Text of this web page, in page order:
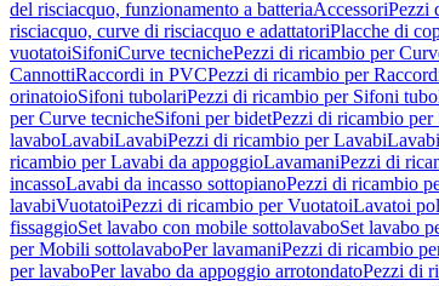
del risciacquo, funzionamento a batteriaAccessoriPezzi
risciacquo, curve di risciacquo e adattatoriPlacche di
vuotatoiSifoniCurve tecnichePezzi di ricambio per
CannottiRaccordi in PVCPezzi di ricambio per
orinatoioSifoni tubolariPezzi di ricambio per Sifoni
per Curve tecnicheSifoni per bidetPezzi di ricambio
lavaboLavabiLavabiPezzi di ricambio per Lavabi
ricambio per Lavabi da appoggioLavamaniPezzi di
incassoLavabi da incasso sottopianoPezzi di ricambio
lavabiVuotatoiPezzi di ricambio per VuotatoiLavatoi
fissaggioSet lavabo con mobile sottolavaboSet lavabo
per Mobili sottolavaboPer lavamaniPezzi di ricambio
per lavaboPer lavabo da appoggio arrotondatoPezzi di